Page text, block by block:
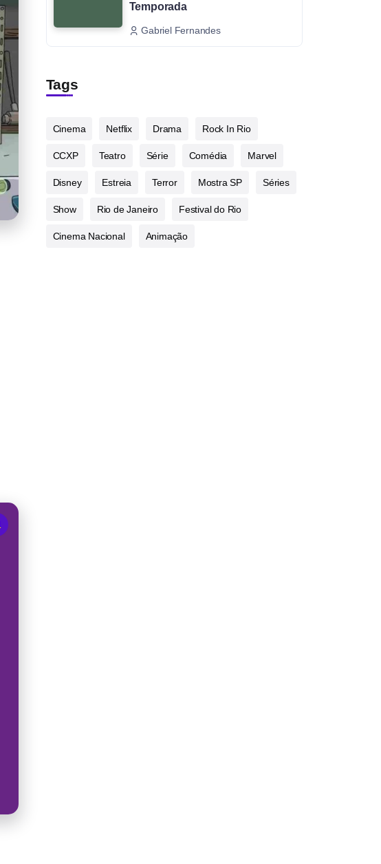
Temporada
Gabriel Fernandes
Tags
Cinema Netflix Drama Rock In Rio
CCXP Teatro Série Comédia Marvel
Disney Estreia Terror Mostra SP Séries
Show Rio de Janeiro Festival do Rio
Cinema Nacional Animação